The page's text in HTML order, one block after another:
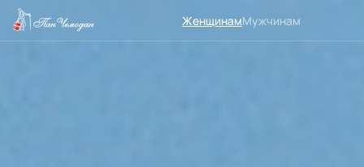
ЖенщинамМужчинам